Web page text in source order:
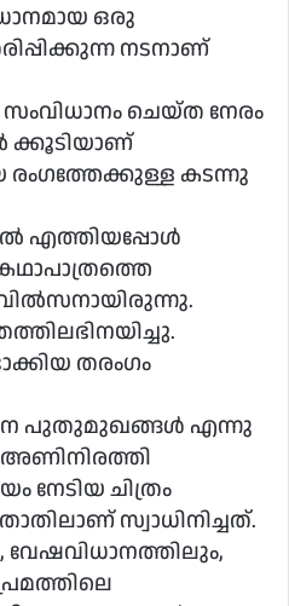
ഒരു
നടനാണ്
ചെയ്ത നേരം
ക്കൂടിയാണ്
രംഗത്തേക്കുള്ള കടന്നു
എത്തിയപ്പോൾ
തരംഗം
പുതുമുഖങ്ങൾ എന്നു
നേടിയ ചിത്രം
സ്വാധിനിച്ചത്.